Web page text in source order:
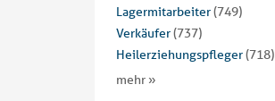
Lagermitarbeiter(749)
Verkäufer(737)
Heilerziehungspfleger(718)
mehr »